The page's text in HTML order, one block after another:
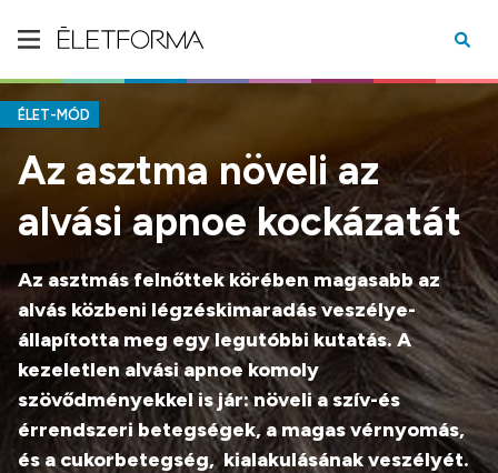
ÉLET-MÓD
Az asztma növeli az
alvási apnoe kockázatát
Az asztmás felnőttek körében magasabb az
alvás közbeni légzéskimaradás veszélye-
állapította meg egy legutóbbi kutatás. A
kezeletlen alvási apnoe komoly
szövődményekkel is jár: növeli a szív-és
érrendszeri betegségek, a magas vérnyomás,
és a cukorbetegség, kialakulásának veszélyét.